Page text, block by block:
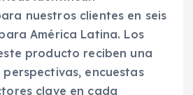
nuestros clientes en seis
América Latina. Los
producto reciben una
encuestas
clave en cada